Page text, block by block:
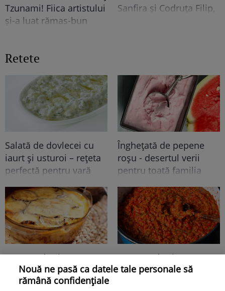
Tzunami! Fiica artistului
și-a luat rămas-bun
Sanfira și Codruța Filip,
Retete
Salată de dovlecei cu
iaurt și usturoi – rețeta
perfectă pentru vară
Înghețată de pepene
roșu - desertul verii
pentru toată familia
Musaca de vinete - cea
mai simplă rețetă și cea
mai gustoasă
Zacuscă de vinete cu
ardei necopt – zacusca
Nouă ne pasă ca datele tale personale să
rămână confidențiale